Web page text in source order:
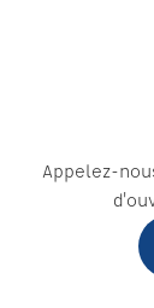
Appelez-